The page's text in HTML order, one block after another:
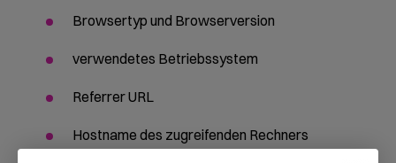
Browsertyp und Browserversion
verwendetes Betriebssystem
Referrer URL
Hostname des zugreifenden Rechners